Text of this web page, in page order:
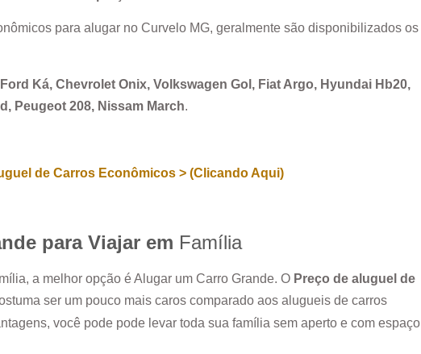
para alugar no Curvelo MG, geralmente são disponibilizados os
Ká, Chevrolet Onix, Volkswagen Gol, Fiat Argo, Hyundai Hb20,
Peugeot 208, Nissam March.
de Carros Econômicos > (Clicando Aqui)
para Viajar em Família
a melhor opção é Alugar um Carro Grande. O Preço de aluguel de
ser um pouco mais caros comparado aos alugueis de carros
você pode pode levar toda sua família sem aperto e com espaço